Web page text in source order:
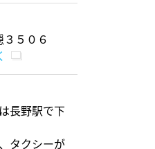
５０６
長野駅で下
タクシーが